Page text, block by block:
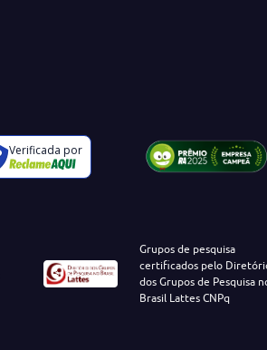
Verificada por
Grupos de pesquisa
certificados pelo
dos Grupos de Pesquisa
Brasil Lattes CNPq